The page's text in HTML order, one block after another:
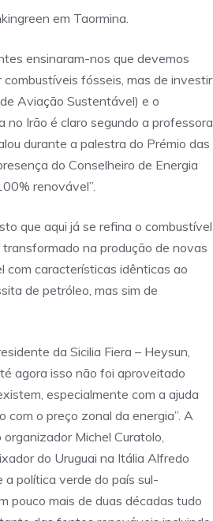
em Taormina.
ensinaram-nos que devemos
fósseis, mas de investir
Aviação Sustentável) e o
Irão é claro segundo a professora
durante a palestra do Prémio das
do Conselheiro de Energia
renovável”.
que aqui já se refina o combustível
na produção de novas
com características idênticas ao
de petróleo, mas sim de
da Sicilia Fiera – Heysun,
agora isso não foi aproveitado
especialmente com a ajuda
o preço zonal da energia”. A
Michel Curatolo,
do Uruguai na Itália Alfredo
a política verde do país sul-
pouco mais de duas décadas tudo